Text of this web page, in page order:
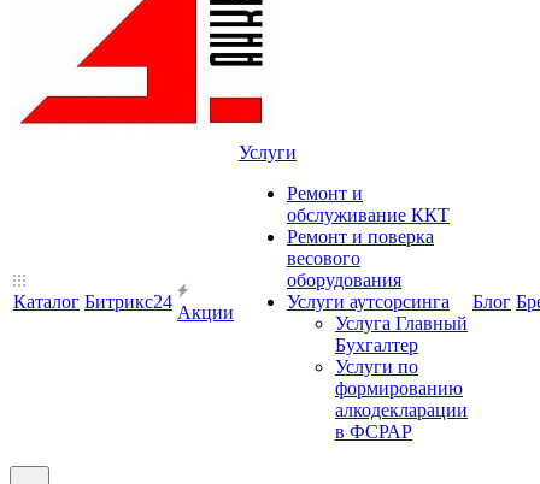
Каталог Битрикс24
Акции
Услуги
Ремонт и
обслуживание ККТ
Ремонт и поверка
весового
оборудования
Услуги аутсорсинга
Услуга Главный
Бухгалтер
Услуги по
формированию
алкодекларации
в ФСРАР
Блог